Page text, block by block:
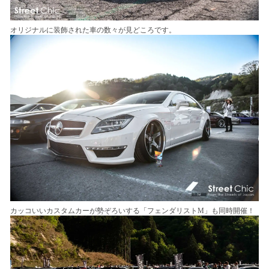
オリジナルに装飾された車の数々が見どころです。
カッコいいカスタムカーが勢ぞろいする「フェンダリストM」も同時開催！